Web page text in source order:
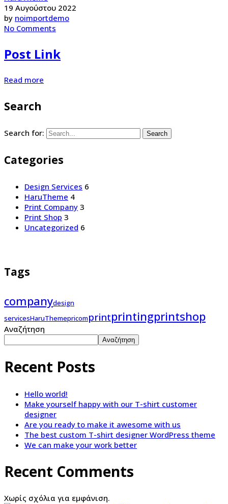
19 Αυγούστου 2022
by noimportdemo
No Comments
Post Link
Read more
Search
Search for: Search
Categories
Design Services 6
HaruTheme 4
Print Company 3
Print Shop 3
Uncategorized 6
Tags
companydesign
servicesHaruThemepricomprintprintingprintshop
Αναζήτηση
Αναζήτηση
Recent Posts
Hello world!
Make yourself happy with our T-shirt customer
designer
Are you ready to make it awesome with us
The best custom T-shirt designer WordPress theme
We can make your work better
Recent Comments
Χωρίς σχόλια για εμφάνιση.